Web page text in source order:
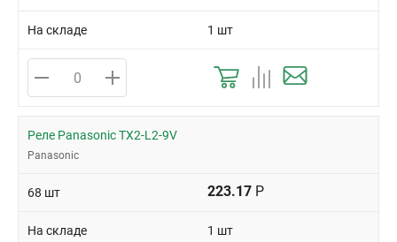
На складе 1 шт
Реле Panasonic TX2-L2-9V
Panasonic
68 шт 223.17 Р
На складе 1 шт